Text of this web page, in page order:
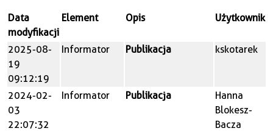
Data
modyfikacji
Element Opis Użytkownik
2025-08-
19
09:12:19
Informator Publikacja kskotarek
2024-02-
03
22:07:32
Informator Publikacja
Hanna
Blokesz-
Bacza